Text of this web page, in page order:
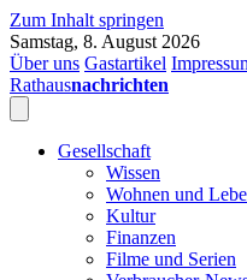
Zum Inhalt springen
Samstag, 8. August 2026
Über uns Gastartikel
Rathausnachrichten
Gesellschaft
Wissen
Wohnen und
Kultur
Finanzen
Filme und Serien